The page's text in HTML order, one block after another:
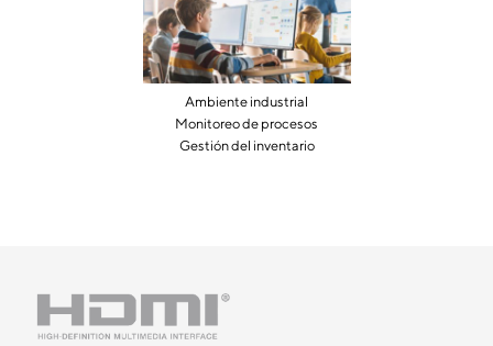
Ambiente industrial
Monitoreo de procesos
Gestión del inventario